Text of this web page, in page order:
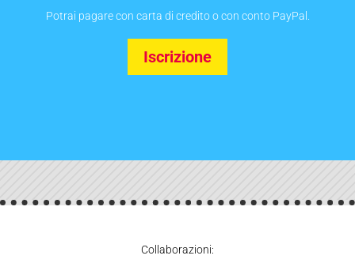
Potrai pagare con carta di credito o con conto PayPal.
Iscrizione
Collaborazioni: